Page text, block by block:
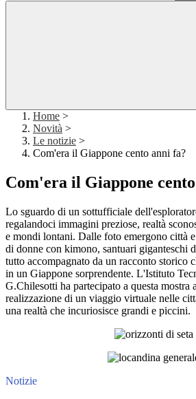
Home >
Novità >
Le notizie >
Com'era il Giappone cento anni fa?
Com'era il Giappone
Lo sguardo di un sottufficiale
regalandoci immagini preziose, realtà
e mondi lontani. Dalle foto emergono città
di donne con kimono, santuari giganteschi
tutto accompagnato da un racconto storico
in un Giappone sorprendente. L'Istituto
G.Chilesotti ha partecipato a questa mostra
realizzazione di un viaggio virtuale nelle
una realtà che incuriosisce grandi e piccini.
Notizie